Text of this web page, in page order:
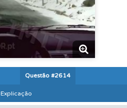
Questão #2614
Explicação